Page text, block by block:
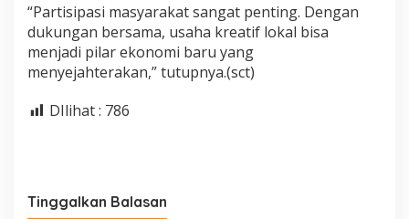
“Partisipasi masyarakat sangat penting. Dengan
dukungan bersama, usaha kreatif lokal bisa
menjadi pilar ekonomi baru yang
menyejahterakan,” tutupnya.(sct)
DIlihat : 786
Tinggalkan Balasan